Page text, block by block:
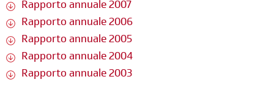
Rapporto annuale 2007
Rapporto annuale 2006
Rapporto annuale 2005
Rapporto annuale 2004
Rapporto annuale 2003